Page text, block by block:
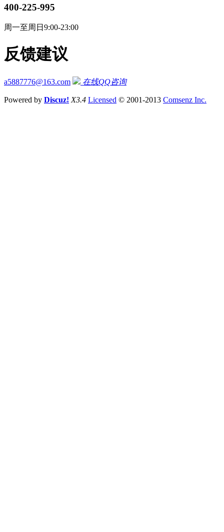
400-225-995
周一至周日9:00-23:00
反馈建议
a5887776@163.com 在线QQ咨询
Powered by Discuz! X3.4 Licensed © 2001-2013 Comsenz Inc.